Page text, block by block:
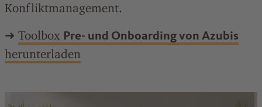
Konfliktmanagement.
➜ Toolbox Pre- und Onboarding von Azubis
herunterladen